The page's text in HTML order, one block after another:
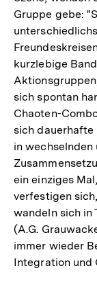
Gruppe gebe:
kurzlebige
sich spontan
Chaoten-
sich dauerhafte
in
ein einziges
verfestigen
wandeln sich in
(A.G.
immer wieder
Integration und